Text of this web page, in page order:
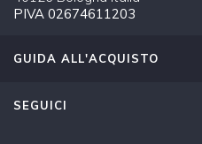
PIVA 02674611203
GUIDA ALL'ACQUISTO
SEGUICI